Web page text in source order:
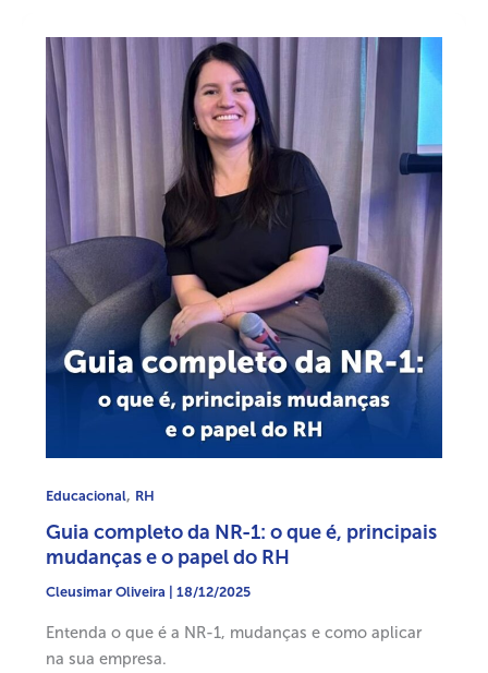
Educacional, RH
Guia completo da NR-1: o que é, principais
mudanças e o papel do RH
Cleusimar Oliveira 18/12/2025
Entenda o que é a NR-1, mudanças e como aplicar
na sua empresa.